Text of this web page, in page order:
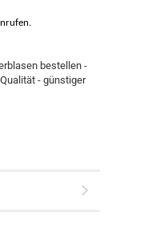
bestellen -
- günstiger